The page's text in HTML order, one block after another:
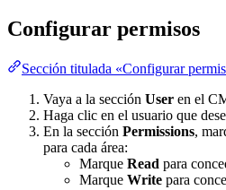
Configurar permisos
Sección titulada «Configurar
Vaya a la sección User en el
Haga clic en el usuario que
En la sección Permissions,
para cada área:
Marque Read para
Marque Write para